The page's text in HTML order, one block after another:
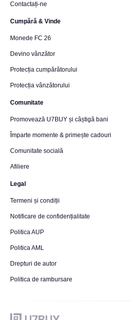
Contactați-ne
Cumpără & Vinde
Monede FC 26
Devino vânzător
Protecția cumpărătorului
Protecția vânzătorului
Comunitate
Promovează U7BUY și câștigă bani
Împarte momente & primește cadouri
Comunitate socială
Afiliere
Legal
Termeni și condiții
Notificare de confidențialitate
Politica AUP
Politica AML
Drepturi de autor
Politica de rambursare